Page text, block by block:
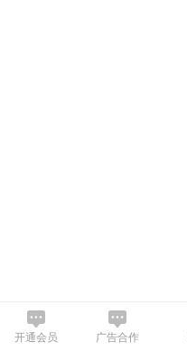
开通会员 广告合作